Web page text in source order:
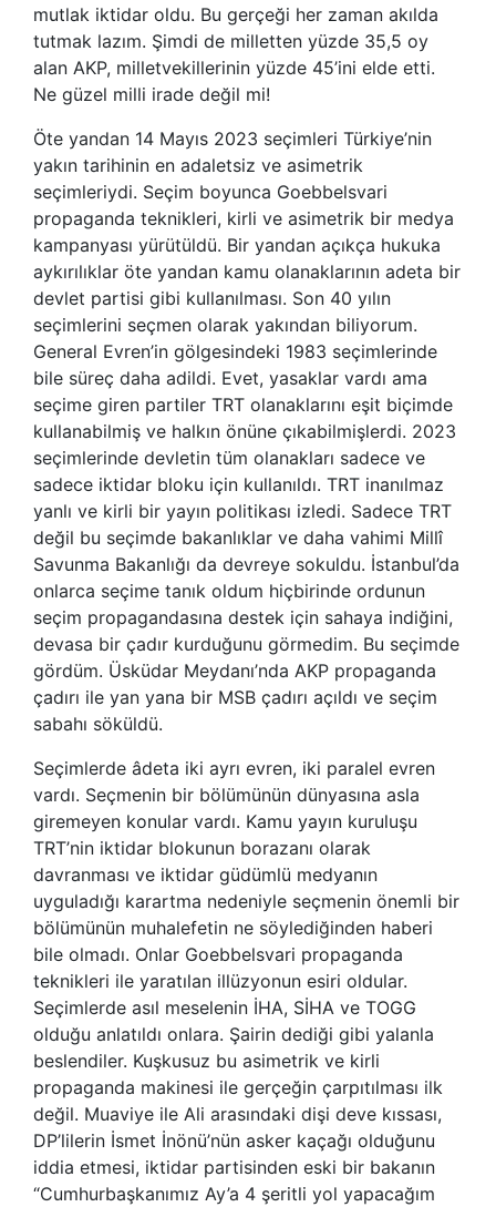
mutlak iktidar oldu. Bu gerçeği her zaman akılda
tutmak lazım. Şimdi de milletten yüzde 35,5 oy
alan AKP, milletvekillerinin yüzde 45’ini elde etti.
Ne güzel milli irade değil mi!
Öte yandan 14 Mayıs 2023 seçimleri Türkiye’nin
yakın tarihinin en adaletsiz ve asimetrik
seçimleriydi. Seçim boyunca Goebbelsvari
propaganda teknikleri, kirli ve asimetrik bir medya
kampanyası yürütüldü. Bir yandan açıkça hukuka
aykırılıklar öte yandan kamu olanaklarının adeta bir
devlet partisi gibi kullanılması. Son 40 yılın
seçimlerini seçmen olarak yakından biliyorum.
General Evren’in gölgesindeki 1983 seçimlerinde
bile süreç daha adildi. Evet, yasaklar vardı ama
seçime giren partiler TRT olanaklarını eşit biçimde
kullanabilmiş ve halkın önüne çıkabilmişlerdi. 2023
seçimlerinde devletin tüm olanakları sadece ve
sadece iktidar bloku için kullanıldı. TRT inanılmaz
yanlı ve kirli bir yayın politikası izledi. Sadece TRT
değil bu seçimde bakanlıklar ve daha vahimi Millî
Savunma Bakanlığı da devreye sokuldu. İstanbul’da
onlarca seçime tanık oldum hiçbirinde ordunun
seçim propagandasına destek için sahaya indiğini,
devasa bir çadır kurduğunu görmedim. Bu seçimde
gördüm. Üsküdar Meydanı’nda AKP propaganda
çadırı ile yan yana bir MSB çadırı açıldı ve seçim
sabahı söküldü.
Seçimlerde âdeta iki ayrı evren, iki paralel evren
vardı. Seçmenin bir bölümünün dünyasına asla
giremeyen konular vardı. Kamu yayın kuruluşu
TRT’nin iktidar blokunun borazanı olarak
davranması ve iktidar güdümlü medyanın
uyguladığı karartma nedeniyle seçmenin önemli bir
bölümünün muhalefetin ne söylediğinden haberi
bile olmadı. Onlar Goebbelsvari propaganda
teknikleri ile yaratılan illüzyonun esiri oldular.
Seçimlerde asıl meselenin İHA, SİHA ve TOGG
olduğu anlatıldı onlara. Şairin dediği gibi yalanla
beslendiler. Kuşkusuz bu asimetrik ve kirli
propaganda makinesi ile gerçeğin çarpıtılması ilk
değil. Muaviye ile Ali arasındaki dişi deve kıssası,
DP’lilerin İsmet İnönü’nün asker kaçağı olduğunu
iddia etmesi, iktidar partisinden eski bir bakanın
“Cumhurbaşkanımız Ay’a 4 şeritli yol yapacağım